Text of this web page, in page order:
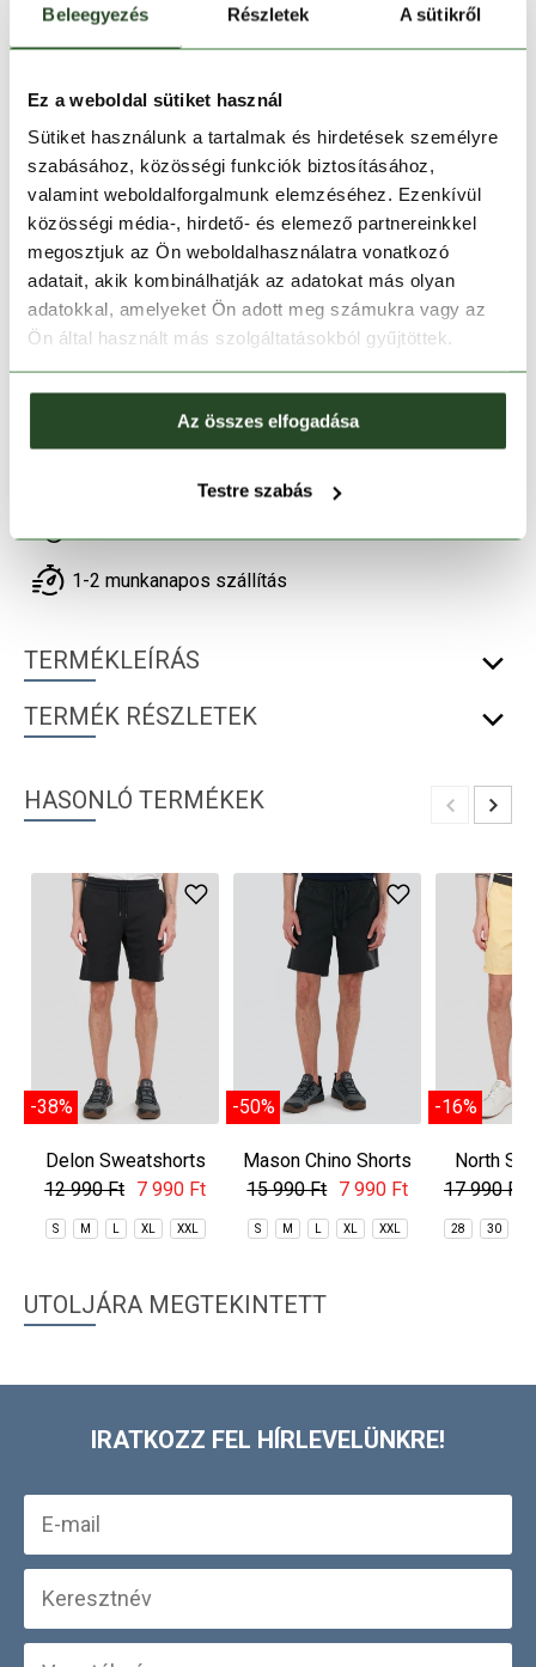
Beleegyezés Részletek A sütikről
Ez a weboldal sütiket használ
Sütiket használunk a tartalmak és hirdetések személyre
szabásához, közösségi funkciók biztosításához,
valamint weboldalforgalmunk elemzéséhez. Ezenkívül
közösségi média-, hirdető- és elemező partnereinkkel
megosztjuk az Ön weboldalhasználatra vonatkozó
adatait, akik kombinálhatják az adatokat más olyan
adatokkal, amelyeket Ön adott meg számukra vagy az
Ön által használt más szolgáltatásokból gyűjtöttek.
Az összes elfogadása
Testre szabás
TERMÉKLEÍRÁS
TERMÉK RÉSZLETEK
Méret: Mérettáblázat
28 30 32 33 34 36
Melyik üzletben elérhető
1-2 munkanapos szállítás
HASONLÓ TERMÉKEK
-38%
Delon Sweatshorts
12 990 Ft 7 990 Ft
S M XL XXL
-50%
Mason Chino Shorts
15 990 Ft 7 990 Ft
S M XL XXL
-16%
North
17 990 Ft
28 30
UTOLJÁRA MEGTEKINTETT
IRATKOZZ FEL HÍRLEVELÜNKRE!